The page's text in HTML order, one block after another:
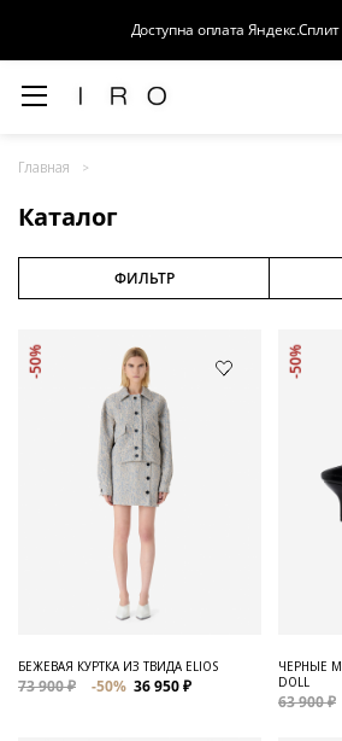
Доступна оплата
Главная
Каталог
Распродажа
ФИЛЬТР
-50%
БЕЖЕВАЯ КУРТКА ИЗ ТВИДА ELIOS
73 900 ₽ -50% 36 950 ₽
-50%
ЧЕРНЫЕ
DOLL
63 900 ₽